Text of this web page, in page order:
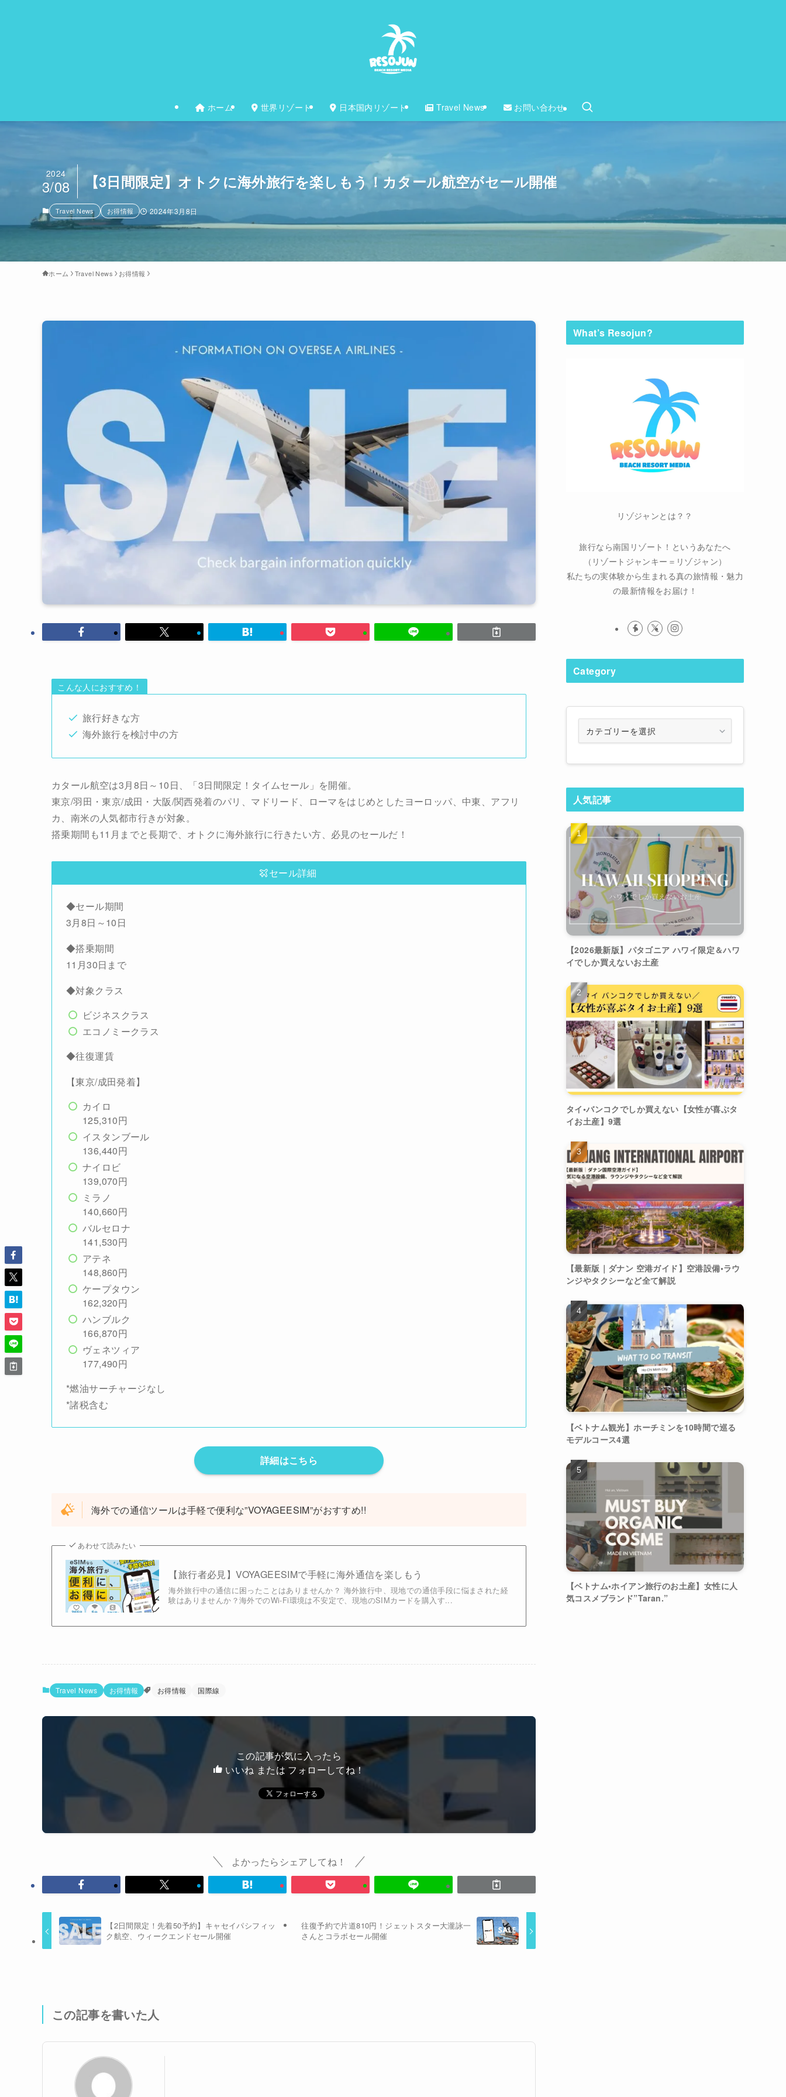
ホーム 世界リゾート 日本国内リゾート Travel News お問い合わせ
【3日間限定】オトクに海外旅行を楽しもう！カタール航空がセール開催
2024
3/08
Travel News お得情報 2024年3月8日
ホーム Travel News お得情報
こんな人におすすめ！
旅行好きな方
海外旅行を検討中の方
カタール航空は3月8日～10日、「3日間限定！タイムセール」を開催。
東京/羽田・東京/成田・大阪/関西発着のパリ、マドリード、ローマをはじめとしたヨーロッパ、中東、アフリ
カ、南米の人気都市行きが対象。
搭乗期間も11月までと長期で、オトクに海外旅行に行きたい方、必見のセールだ！
セール詳細
◆セール期間
3月8日～10日
◆搭乗期間
11月30日まで
◆対象クラス
ビジネスクラス
エコノミークラス
◆往復運賃
【東京/成田発着】
カイロ
125,310円
イスタンブール
136,440円
ナイロビ
139,070円
ミラノ
140,660円
バルセロナ
141,530円
アテネ
148,860円
ケープタウン
162,320円
ハンブルク
166,870円
ヴェネツィア
177,490円
*燃油サーチャージなし
*諸税含む
詳細はこちら
海外での通信ツールは手軽で便利な”VOYAGEESIM”がおすすめ!!
あわせて読みたい
【旅行者必見】VOYAGEESIMで手軽に海外通信を楽しもう
海外旅行中の通信に困ったことはありませんか？ 海外旅行中、現地での通信手段に悩まされた経
験はありませんか？海外でのWi-Fi環境は不安定で、現地のSIMカードを購入す...
Travel News お得情報 お得情報 国際線
この記事が気に入ったら
いいね または フォローしてね！
よかったらシェアしてね！
【2日間限定！先着50予約】キャセイパシフィッ
ク航空、ウィークエンドセール開催
往復予約で片道810円！ジェットスター大瀧詠一
さんとコラボセール開催
この記事を書いた人
What’s Resojun?
リゾジャンとは？？
旅行なら南国リゾート！というあなたへ
（リゾートジャンキー＝リゾジャン）
私たちの実体験から生まれる真の旅情報・魅力
の最新情報をお届け！
Category
Category
人気記事
【2026最新版】パタゴニア ハワイ限定＆ハワ
イでしか買えないお土産
タイ•バンコクでしか買えない【女性が喜ぶタ
イお土産】9選
【最新版｜ダナン 空港ガイド】空港設備•ラウ
ンジやタクシーなど全て解説
【ベトナム観光】ホーチミンを10時間で巡る
モデルコース4選
【ベトナム•ホイアン旅行のお土産】女性に人
気コスメブランド”Taran.”